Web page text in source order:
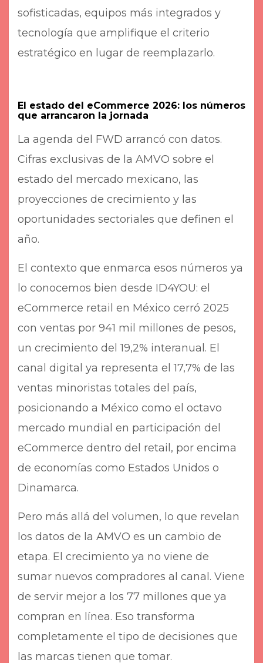
sofisticadas, equipos más integrados y
tecnología que amplifique el criterio
estratégico en lugar de reemplazarlo.
El estado del eCommerce 2026: los números
que arrancaron la jornada
La agenda del FWD arrancó con datos.
Cifras exclusivas de la AMVO sobre el
estado del mercado mexicano, las
proyecciones de crecimiento y las
oportunidades sectoriales que definen el
año.
El contexto que enmarca esos números ya
lo conocemos bien desde ID4YOU: el
eCommerce retail en México cerró 2025
con ventas por 941 mil millones de pesos,
un crecimiento del 19,2% interanual. El
canal digital ya representa el 17,7% de las
ventas minoristas totales del país,
posicionando a México como el octavo
mercado mundial en participación del
eCommerce dentro del retail, por encima
de economías como Estados Unidos o
Dinamarca.
Pero más allá del volumen, lo que revelan
los datos de la AMVO es un cambio de
etapa. El crecimiento ya no viene de
sumar nuevos compradores al canal. Viene
de servir mejor a los 77 millones que ya
compran en línea. Eso transforma
completamente el tipo de decisiones que
las marcas tienen que tomar.